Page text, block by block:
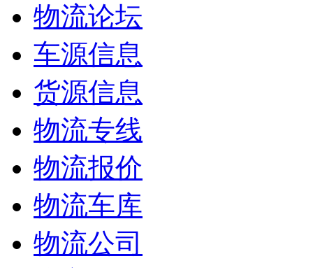
物流论坛
车源信息
货源信息
物流专线
物流报价
物流车库
物流公司